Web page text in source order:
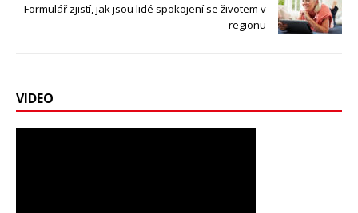
Formulář zjistí, jak jsou lidé spokojení se životem v
regionu
VIDEO